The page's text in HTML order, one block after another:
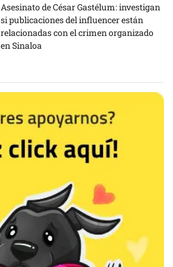
Asesinato de César Gastélum: investigan
si publicaciones del influencer están
relacionadas con el crimen organizado
en Sinaloa